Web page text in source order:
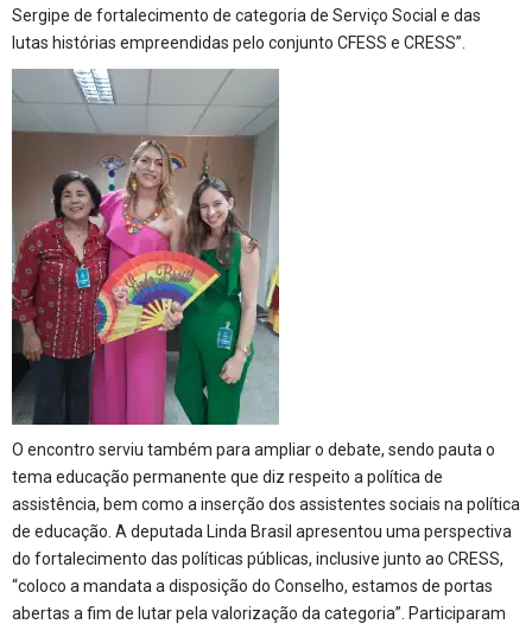
Sergipe de fortalecimento de categoria de Serviço Social e das
lutas histórias empreendidas pelo conjunto CFESS e CRESS”.
O encontro serviu também para ampliar o debate, sendo pauta o
tema educação permanente que diz respeito a política de
assistência, bem como a inserção dos assistentes sociais na política
de educação. A deputada Linda Brasil apresentou uma perspectiva
do fortalecimento das políticas públicas, inclusive junto ao CRESS,
“coloco a mandata a disposição do Conselho, estamos de portas
abertas a fim de lutar pela valorização da categoria”. Participaram